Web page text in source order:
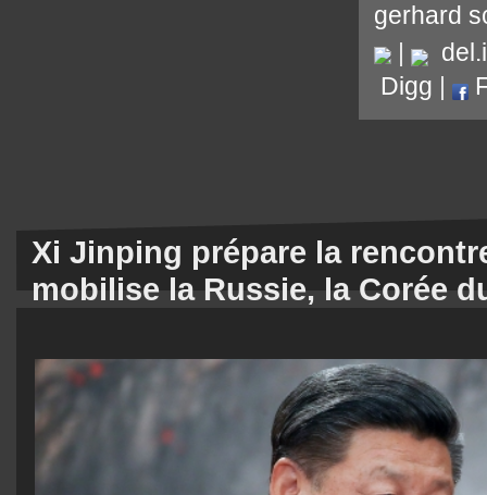
gerhard
Digg
Xi Jinping prépare la
mobilise la Russie, la Corée